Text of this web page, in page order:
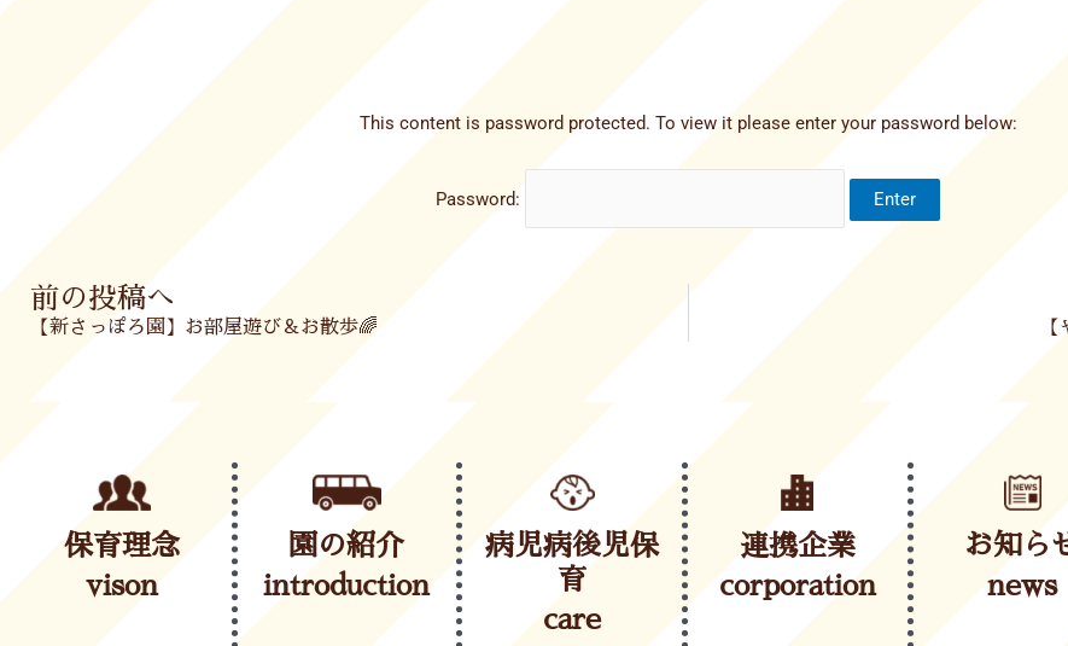
This content is password protected. To view it please enter your password below:
Password:
Prev
前の投稿へ
【新さっぽろ園】お部屋遊び＆お散歩🌈
保育理念
vison
園の紹介
introduction
病児病後児保
育
care
連携企業
corporation
お知ら
news